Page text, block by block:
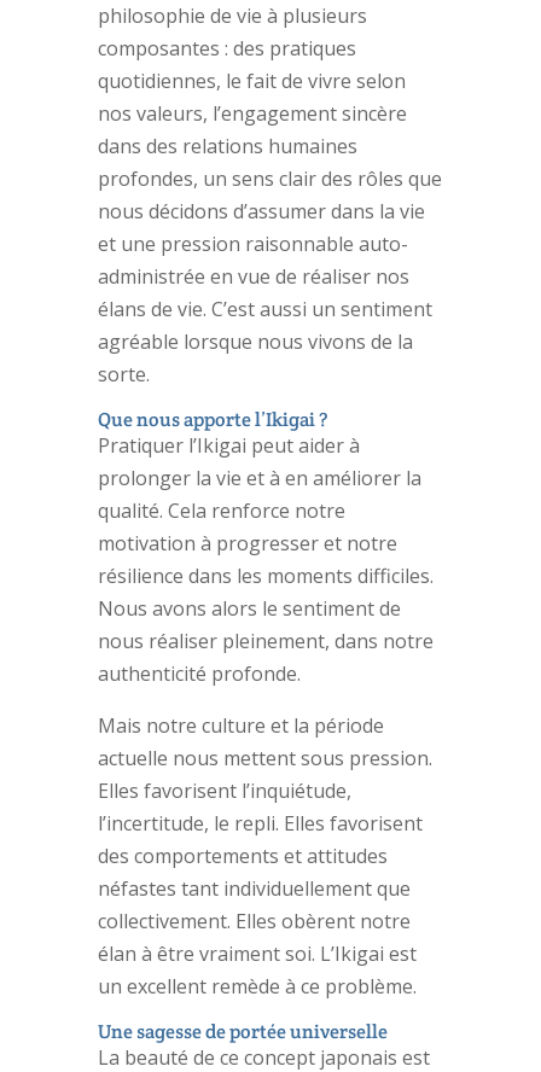
philosophie de vie à plusieurs
composantes : des pratiques
quotidiennes, le fait de vivre selon
nos valeurs, l’engagement sincère
dans des relations humaines
profondes, un sens clair des rôles que
nous décidons d’assumer dans la vie
et une pression raisonnable auto-
administrée en vue de réaliser nos
élans de vie. C’est aussi un sentiment
agréable lorsque nous vivons de la
sorte.
Que nous apporte l’Ikigai ?
Pratiquer l’Ikigai peut aider à
prolonger la vie et à en améliorer la
qualité. Cela renforce notre
motivation à progresser et notre
résilience dans les moments difficiles.
Nous avons alors le sentiment de
nous réaliser pleinement, dans notre
authenticité profonde.
Mais notre culture et la période
actuelle nous mettent sous pression.
Elles favorisent l’inquiétude,
l’incertitude, le repli. Elles favorisent
des comportements et attitudes
néfastes tant individuellement que
collectivement. Elles obèrent notre
élan à être vraiment soi. L’Ikigai est
un excellent remède à ce problème.
Une sagesse de portée universelle
La beauté de ce concept japonais est